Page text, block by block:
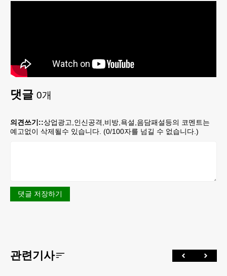
댓글 0개
의견쓰기::상업광고,인신공격,비방,욕설,음담패설등의 코멘트는
예고없이 삭제될수 있습니다. (0/100자를 넘길 수 없습니다.)
댓글 저장하기
관련기사